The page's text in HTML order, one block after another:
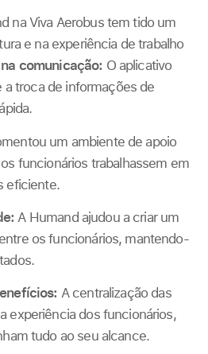
na Viva Aerobus tem tido um
e na experiência de trabalho
comunicação: O aplicativo
troca de informações de
um ambiente de apoio
funcionários trabalhassem em
eficiente.
A Humand ajudou a criar um
os funcionários, mantendo-
A centralização das
experiência dos funcionários,
tudo ao seu alcance.